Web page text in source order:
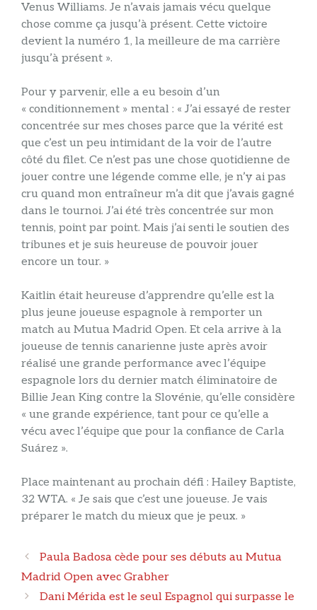
Venus Williams. Je n’avais jamais vécu quelque
chose comme ça jusqu’à présent. Cette victoire
devient la numéro 1, la meilleure de ma carrière
jusqu’à présent ».
Pour y parvenir, elle a eu besoin d’un
« conditionnement » mental : « J’ai essayé de rester
concentrée sur mes choses parce que la vérité est
que c’est un peu intimidant de la voir de l’autre
côté du filet. Ce n’est pas une chose quotidienne de
jouer contre une légende comme elle, je n’y ai pas
cru quand mon entraîneur m’a dit que j’avais gagné
dans le tournoi. J’ai été très concentrée sur mon
tennis, point par point. Mais j’ai senti le soutien des
tribunes et je suis heureuse de pouvoir jouer
encore un tour. »
Kaitlin était heureuse d’apprendre qu’elle est la
plus jeune joueuse espagnole à remporter un
match au Mutua Madrid Open. Et cela arrive à la
joueuse de tennis canarienne juste après avoir
réalisé une grande performance avec l’équipe
espagnole lors du dernier match éliminatoire de
Billie Jean King contre la Slovénie, qu’elle considère
« une grande expérience, tant pour ce qu’elle a
vécu avec l’équipe que pour la confiance de Carla
Suárez ».
Place maintenant au prochain défi : Hailey Baptiste,
32 WTA. « Je sais que c’est une joueuse. Je vais
préparer le match du mieux que je peux. »
Navigation
des
articles
Paula Badosa cède pour ses débuts au Mutua
Madrid Open avec Grabher
Dani Mérida est le seul Espagnol qui surpasse le